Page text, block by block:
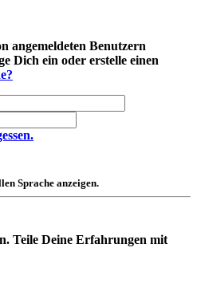
angemeldeten Benutzern
Dich ein oder erstelle einen
Sprache anzeigen.
Teile Deine Erfahrungen mit